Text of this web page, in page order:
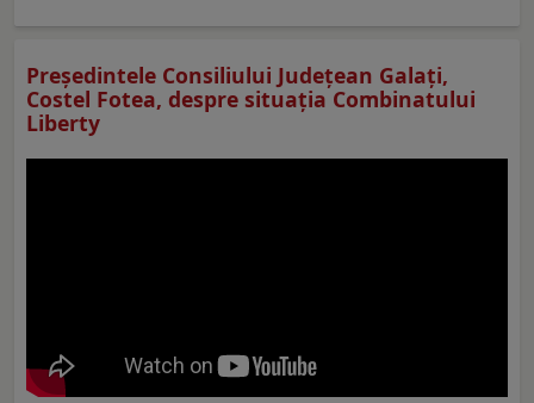
Preşedintele Consiliului Judeţean Galaţi,
Costel Fotea, despre situaţia Combinatului
Liberty